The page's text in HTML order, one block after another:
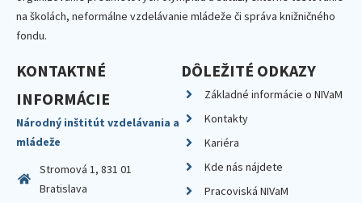
na školách, neformálne vzdelávanie mládeže či správa knižničného
fondu.
KONTAKTNÉ
INFORMÁCIE
Národný inštitút vzdelávania a
mládeže
Stromová 1, 831 01
Bratislava
DÔLEŽITÉ ODKAZY
Základné informácie o NIVaM
Kontakty
Kariéra
Kde nás nájdete
Pracoviská NIVaM